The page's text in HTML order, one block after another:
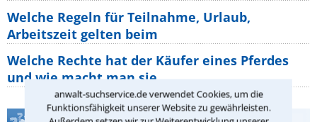
anwalt-suchservice.de verwendet Cookies, um die
Funktionsfähigkeit unserer Website zu gewährleisten.
Welche Regeln für Teilnahme, Urlaub,
Arbeitszeit gelten beim
Welche Rechte hat der Käufer eines Pferdes
und wie macht man sie